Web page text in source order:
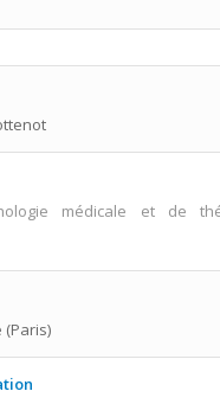
médicale et de